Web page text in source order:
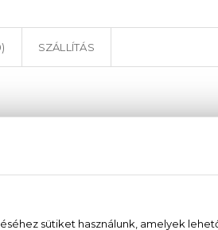
SZÁLLÍTÁS
a mandarin, a gránátalma,
A Kenzo Jeu d'Amour
végig megőrzi a